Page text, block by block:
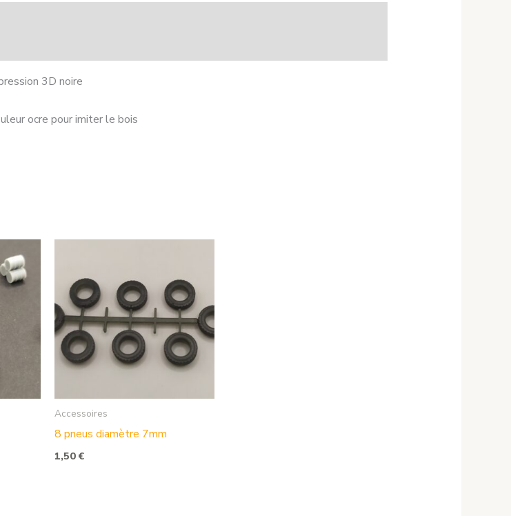
3D noire
ocre pour imiter le bois
Accessoires
8 pneus diamètre 7mm
1,50 €